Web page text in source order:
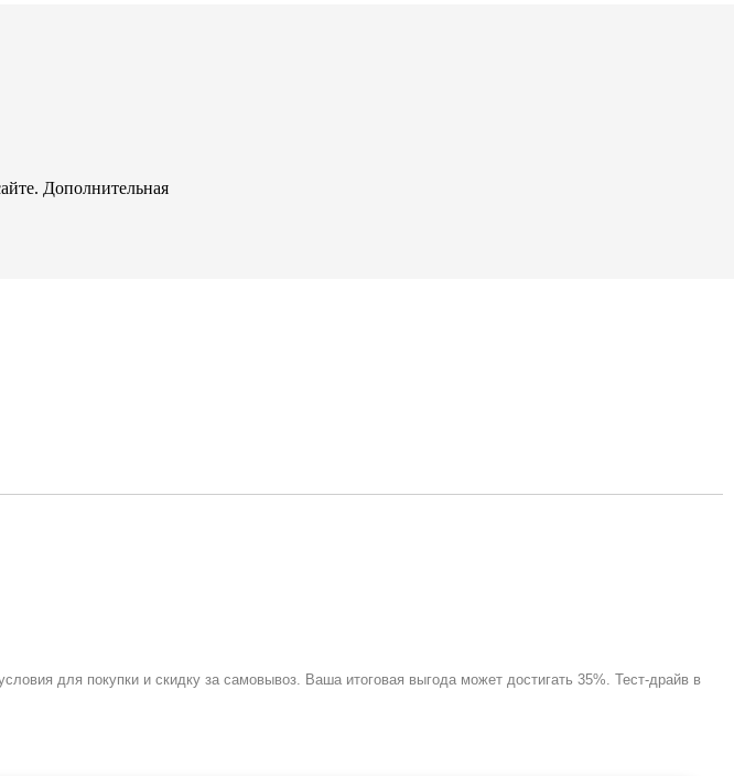
Дополнительная
для покупки и скидку за самовывоз. Ваша итоговая выгода может достигать 35%. Тест-драйв в